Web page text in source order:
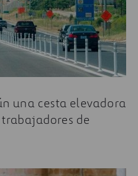
una cesta elevadora
de